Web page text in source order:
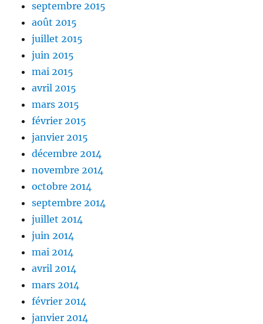
septembre 2015
août 2015
juillet 2015
juin 2015
mai 2015
avril 2015
mars 2015
février 2015
janvier 2015
décembre 2014
novembre 2014
octobre 2014
septembre 2014
juillet 2014
juin 2014
mai 2014
avril 2014
mars 2014
février 2014
janvier 2014